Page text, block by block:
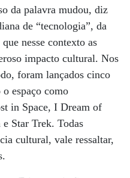
da palavra mudou, diz
de “tecnologia”, da
nesse contexto as
impacto cultural. Nos
foram lançados cinco
espaço como
in Space, I Dream of
Star Trek. Todas
cultural, vale ressaltar,